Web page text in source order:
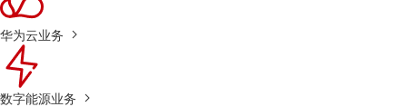
华为云业务
数字能源业务